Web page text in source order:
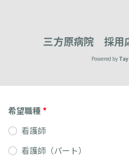
三方原病院 採用
Powered by
希望職種 *
看護師
看護師（パート）